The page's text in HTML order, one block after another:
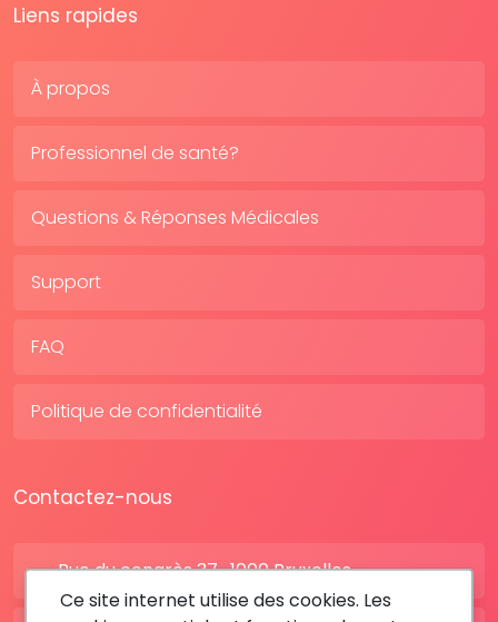
Liens rapides
À propos
Professionnel de santé?
Questions & Réponses Médicales
Support
FAQ
Politique de confidentialité
Contactez-nous
Rue du congrès 37 , 1000 Bruxelles
Ce site internet utilise des cookies. Les